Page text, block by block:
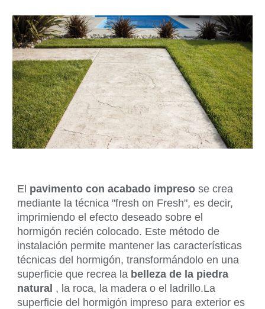
El pavimento con acabado impreso se crea
mediante la técnica "fresh on Fresh", es decir,
imprimiendo el efecto deseado sobre el
hormigón recién colocado. Este método de
instalación permite mantener las características
técnicas del hormigón, transformándolo en una
superficie que recrea la belleza de la piedra
natural , la roca, la madera o el ladrillo.La
superficie del hormigón impreso para exterior es